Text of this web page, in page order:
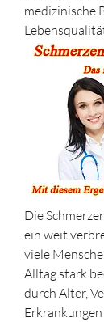
medizinische
Die
ein weit
viele
Alltag stark
durch Alter,